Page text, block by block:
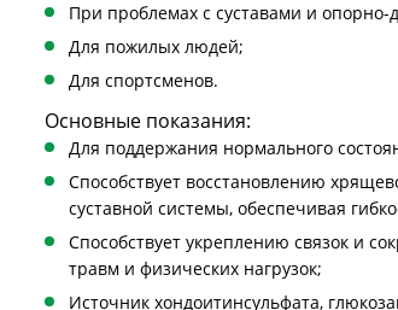
При проблемах с суставами и опорно-
Для пожилых людей;
Для спортсменов.
Основные показания:
Для поддержания нормального
Способствует восстановлению
суставной системы, обеспечивая
Способствует укреплению связок и
травм и физических нагрузок;
Источник хондоитинсульфата,